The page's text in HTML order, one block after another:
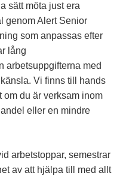
sätt möta just era
genom Alert Senior
som anpassas efter
lång
arbetsuppgifterna med
Vi finns till hands
om du är verksam inom
eller en mindre
arbetstoppar, semestrar
av att hjälpa till med allt